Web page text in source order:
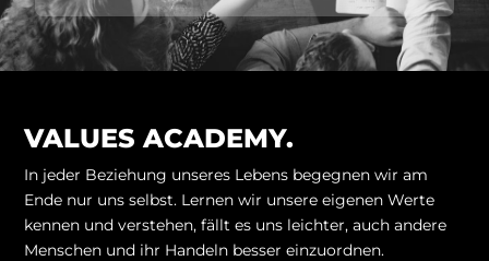
VALUES ACADEMY.
In jeder Beziehung unseres Lebens begegnen wir am
Ende nur uns selbst. Lernen wir unsere eigenen Werte
kennen und verstehen, fällt es uns leichter, auch andere
Menschen und ihr Handeln besser einzuordnen.